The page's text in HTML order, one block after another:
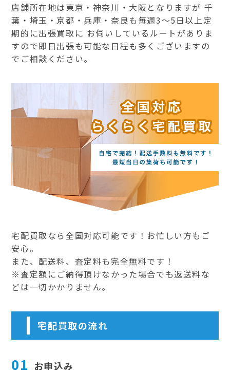
店舗所在地は東京・神奈川・大阪となりますが 千
葉・埼玉・京都・兵庫・奈良も毎週3～5日以上定
期的に出張買取に お伺いしているルートがありま
すので即日出張も可能な日程も多くございますの
でご相談ください。
宅配買取なら全国対応可能です！お忙しい方もご
安心。
また、配送料、査定料も完全無料です！
※査定額にご納得頂けなかった場合でも返送料な
どは一切かかりません。
宅配買取の流れ
01 お申込み